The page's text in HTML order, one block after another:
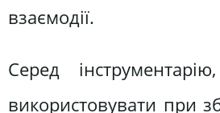
взаємодії.
Серед
використовувати при